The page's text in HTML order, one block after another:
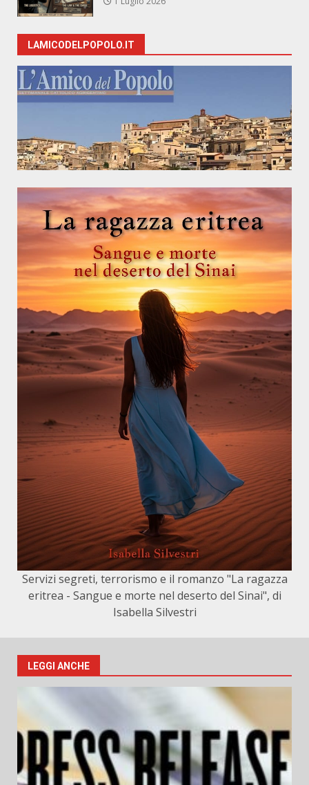
LAMICODELPOPOLO.IT
Servizi segreti, terrorismo e il romanzo "La ragazza
eritrea - Sangue e morte nel deserto del Sinai", di
Isabella Silvestri
LEGGI ANCHE